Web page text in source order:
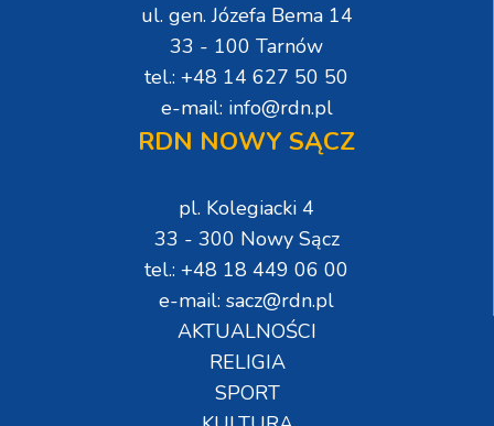
ul. gen. Józefa Bema 14
33 - 100 Tarnów
tel.: +48 14 627 50 50
e-mail: info@rdn.pl
RDN NOWY SĄCZ
pl. Kolegiacki 4
33 - 300 Nowy Sącz
tel.: +48 18 449 06 00
e-mail: sacz@rdn.pl
AKTUALNOŚCI
RELIGIA
SPORT